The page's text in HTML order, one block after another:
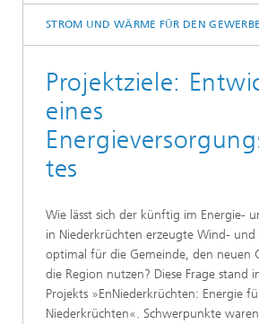
STROM UND WÄRME FÜR DEN
Projektziele:
eines
tes
Wie lässt sich der künftig im Energie-
in Niederkrüchten erzeugte Wind- und
optimal für die Gemeinde, den neuen
die Region nutzen? Diese Frage stand
Projekts »EnNiederkrüchten: Energie
Niederkrüchten«. Schwerpunkte